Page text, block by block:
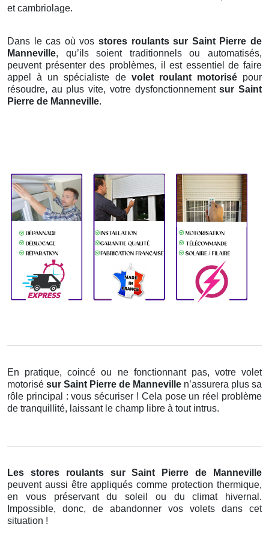
et cambriolage.
Dans le cas où vos stores roulants sur Saint Pierre de
Manneville, qu’ils soient traditionnels ou automatisés,
peuvent présenter des problèmes, il est essentiel de faire
appel à un spécialiste de volet roulant motorisépour
résoudre, au plus vite, votre dysfonctionnementsur Saint
Pierre de Manneville.
En pratique, coincé ou ne fonctionnant pas, votre volet
motorisé sur Saint Pierre de Manneville n’assurera plus sa
rôle principal : vous sécuriser ! Cela pose un réel problème
de tranquillité, laissant le champ libre à tout intrus.
Les stores roulants
sur Saint Pierre de Manneville
peuvent aussi être appliqués comme protection thermique,
en vous préservant du soleil ou du climat hivernal.
Impossible, donc, de abandonner vos volets dans cet
situation !